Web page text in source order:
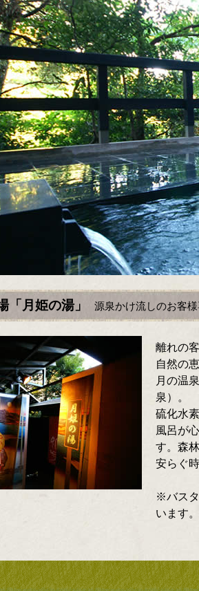
「月姫の湯」 源泉かけ流しのお客
離れの
自然の
月の温
泉）。
硫化水
風呂が
す。森
安らぐ
※バス
います。